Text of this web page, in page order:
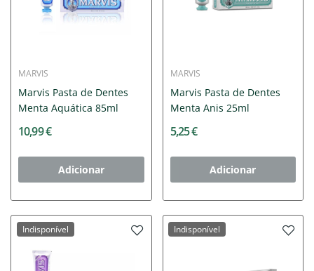
MARVIS
Marvis Pasta de Dentes
Menta Aquática 85ml
10,99 €
Adicionar
MARVIS
Marvis Pasta de Dentes
Menta Anis 25ml
5,25 €
Adicionar
Indisponível Indisponível